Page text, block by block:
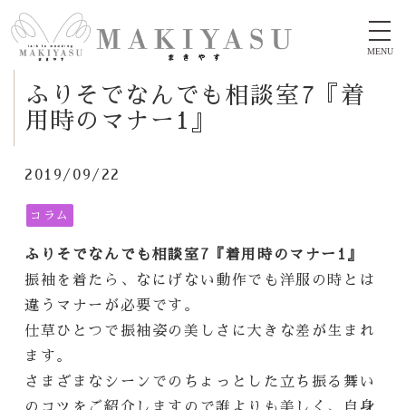
MENU
ふりそでなんでも相談室7『着
用時のマナー1』
2019/09/22
コラム
ふりそでなんでも相談室7『着用時のマナー1』
振袖を着たら、なにげない動作でも洋服の時とは
違うマナーが必要です。
仕草ひとつで振袖姿の美しさに大きな差が生まれ
ます。
さまざまなシーンでのちょっとした立ち振る舞い